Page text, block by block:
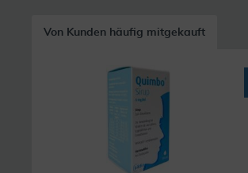
Von Kunden häufig mitgekauft